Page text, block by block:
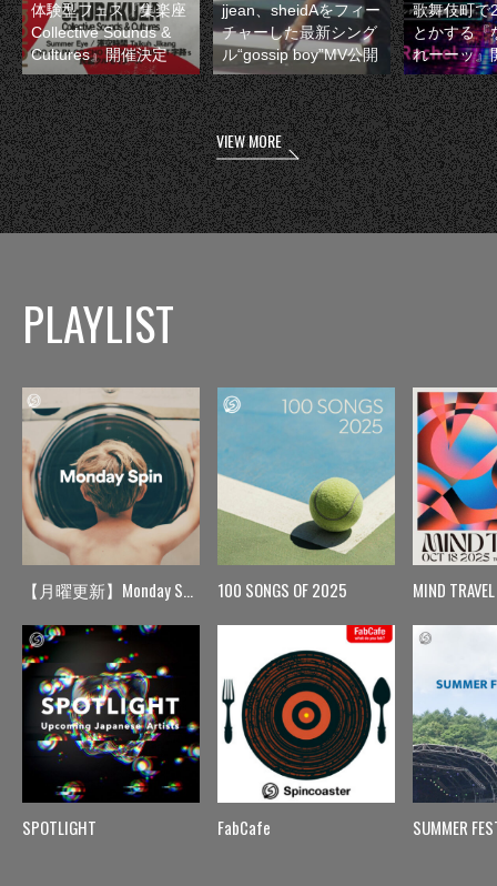
体験型フェス『集楽座
Collective Sounds &
Cultures』開催決定
jjean、sheidAをフィー
チャーした最新シング
ル“gossip boy”MV公開
歌舞伎町で
とかする『
れーーッ』
VIEW MORE
PLAYLIST
【月曜更新】Monday Spin
SPOTLIGHT
100 SONGS OF 2025
FabCafe
MIND TRAVEL
SUMMER